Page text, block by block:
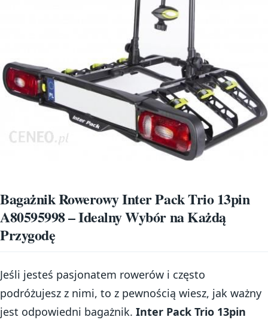
Bagażnik Rowerowy Inter Pack Trio 13pin
A80595998 – Idealny Wybór na Każdą
Przygodę
Jeśli jesteś pasjonatem rowerów i często
podróżujesz z nimi, to z pewnością wiesz, jak ważny
jest odpowiedni bagażnik. Inter Pack Trio 13pin